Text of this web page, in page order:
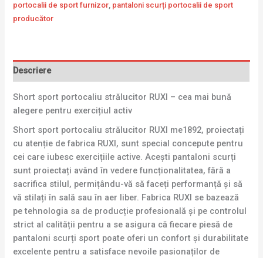
portocalii de sport furnizor, pantaloni scurți portocalii de sport
producător
Descriere
Short sport portocaliu strălucitor RUXI – cea mai bună
alegere pentru exercițiul activ
Short sport portocaliu strălucitor RUXI me1892, proiectați
cu atenție de fabrica RUXI, sunt special concepute pentru
cei care iubesc exercițiile active. Acești pantaloni scurți
sunt proiectați având în vedere funcționalitatea, fără a
sacrifica stilul, permițându-vă să faceți performanță și să
vă stilați în sală sau în aer liber. Fabrica RUXI se bazează
pe tehnologia sa de producție profesională și pe controlul
strict al calității pentru a se asigura că fiecare piesă de
pantaloni scurți sport poate oferi un confort și durabilitate
excelente pentru a satisface nevoile pasionaților de